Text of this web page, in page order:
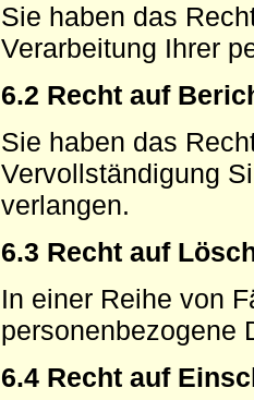
Sie haben das
Verarbeitung Ihrer
6.2 Recht auf
Sie haben das
Vervollständigung
verlangen.
6.3 Recht auf
In einer Reihe von
personenbezogene
6.4 Recht auf